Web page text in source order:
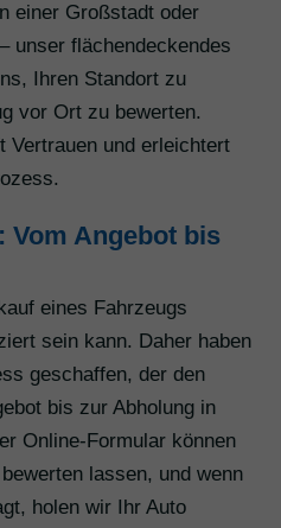
einer Großstadt oder
unser flächendeckendes
Ihren Standort zu
vor Ort zu bewerten.
Vertrauen und erleichtert
Vom Angebot bis
eines Fahrzeugs
sein kann. Daher haben
geschaffen, der den
bis zur Abholung in
Online-Formular können
lassen, und wenn
holen wir Ihr Auto